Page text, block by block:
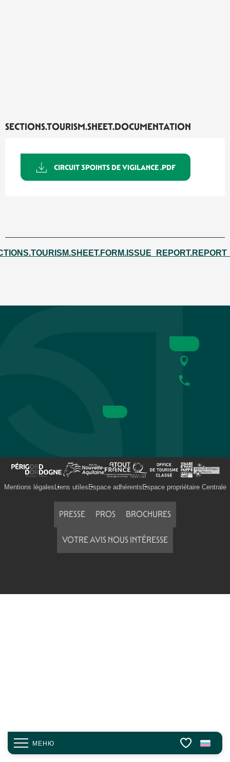
МЕНЮ
SECTIONS.TOURISM.SHEET.DOCUMENTATION
CIRCUIT 3POINTS DE VIGILANCE .PDF
Mentions légalesLiens utilesEspace adhérentsEspace propriétaire Centrale
PRESSE PROS BROCHURES
VOTRE AVIS NOUS INTÉRESSE